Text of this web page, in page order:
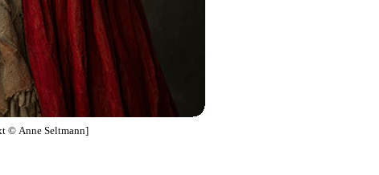
© Anne Seltmann]